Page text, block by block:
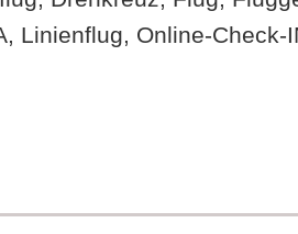
Linienflug, Online-Check-